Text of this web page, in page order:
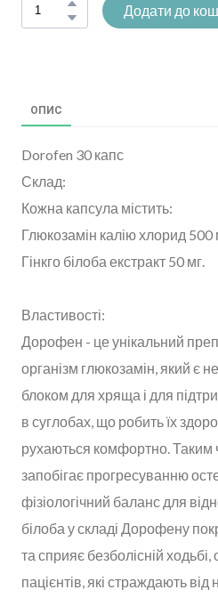
Додати до
ОПИС
Dorofen 30 капс
Склад:
Кожна капсула містить:
Глюкозамін калію хлорид 500
Гінкго білоба екстракт 50 мг.
Властивості:
Дорофен - це унікальний
організм глюкозамін, який є
блоком для хряща і для
в суглобах, що робить їх
рухаються комфортно.
запобігає прогресуванню
фізіологічний баланс для
білоба у складі Дорофену
та сприяє безболісній ходьбі,
пацієнтів, які страждають від